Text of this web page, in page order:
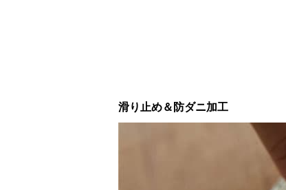
滑り止め＆防ダニ加工